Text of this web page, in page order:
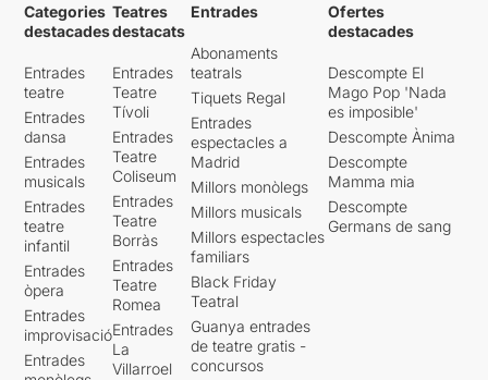
Categories
destacades
Entrades
teatre
Entrades
dansa
Entrades
musicals
Entrades
teatre
infantil
Entrades
òpera
Entrades
improvisació
Entrades
Teatres
destacats
Entrades
Teatre
Tívoli
Entrades
Teatre
Coliseum
Entrades
Teatre
Borràs
Entrades
Teatre
Romea
Entrades
La
Villarroel
Entrades
Abonaments
teatrals
Tiquets Regal
Entrades
espectacles a
Madrid
Millors monòlegs
Millors musicals
Millors espectacles
familiars
Black Friday
Teatral
Guanya entrades
de teatre gratis -
concursos
Ofertes
destacades
Descompte El
Mago Pop 'Nada
es imposible'
Descompte Ànima
Descompte
Mamma mia
Descompte
Germans de sang